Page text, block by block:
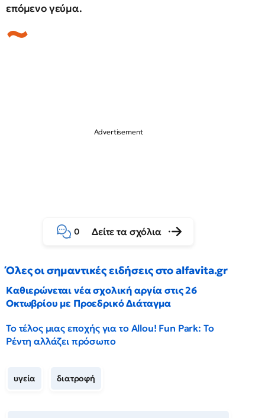
επόμενο γεύμα.
0 Δείτε τα σχόλια
Όλες οι σημαντικές ειδήσεις στο alfavita.gr
Καθιερώνεται νέα σχολική αργία στις 26
Οκτωβρίου με Προεδρικό Διάταγμα
Το τέλος μιας εποχής για το Allou! Fun Park: Το
Ρέντη αλλάζει πρόσωπο
υγεία διατροφή